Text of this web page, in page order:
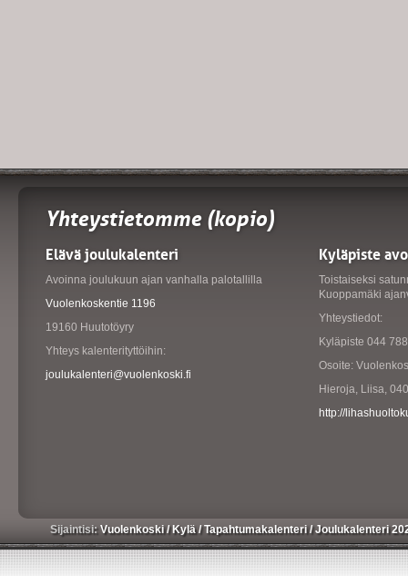
Yhteystietomme (kopio)
Elävä joulukalenteri
Avoinna joulukuun ajan vanhalla palotallilla
Vuolenkoskentie 1196
19160 Huutotöyry
Yhteys kalenterityttöihin:
joulukalenteri@vuolenkoski.fi
Kyläpiste
Toistaiseksi
Kuoppamäki
Yhteystiedot:
Kyläpiste 044
Osoite:
Hieroja, Liisa,
http://
Sijaintisi:Vuolenkoski/ Kylä/Tapahtumakalenteri/Joulukalenteri